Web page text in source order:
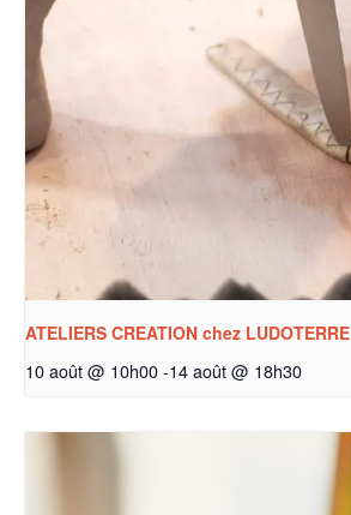
ATELIERS CREATION chez LUDOTERRE
10 août @ 10h00-14 août @ 18h30